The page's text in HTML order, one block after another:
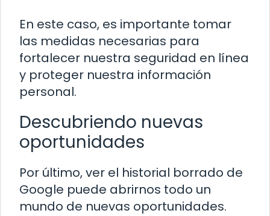
En este caso, es importante tomar
las medidas necesarias para
fortalecer nuestra seguridad en línea
y proteger nuestra información
personal.
Descubriendo nuevas
oportunidades
Por último, ver el historial borrado de
Google puede abrirnos todo un
mundo de nuevas oportunidades.